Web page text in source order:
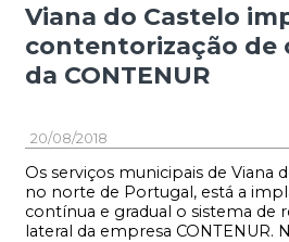
Viana do Castelo
contentorização de
da CONTENUR
20/08/2018
Os serviços municipais de Viana
no norte de Portugal, está a
contínua e gradual o sistema de
lateral da empresa CONTENUR.